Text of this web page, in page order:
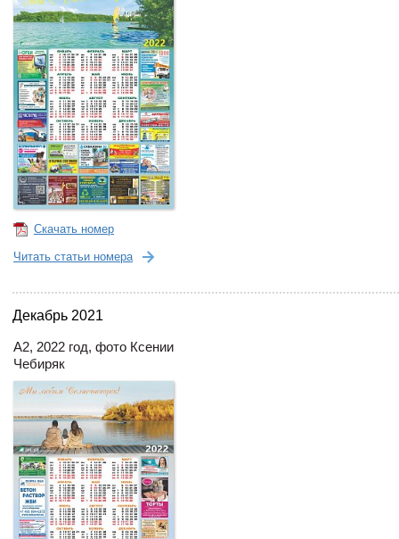
Скачать номер
Читать статьи номера
Декабрь 2021
А2, 2022 год, фото Ксении
Чебиряк